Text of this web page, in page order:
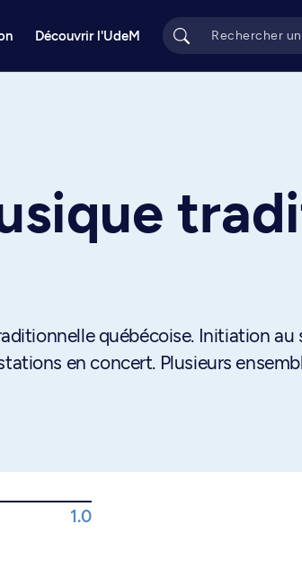
Découvrir l'UdeM
québécoise. Initiation au
en concert. Plusieurs
1.0